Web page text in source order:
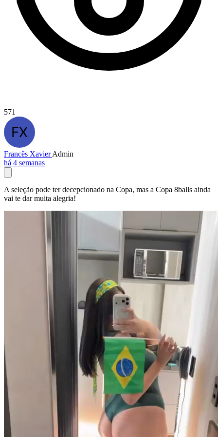
571
Francês XavierAdmin
há 4 semanas
A seleção pode ter decepcionado na Copa, mas a Copa 8balls ainda
vai te dar muita alegria!